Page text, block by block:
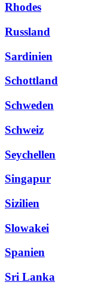
Rhodes
Russland
Sardinien
Schottland
Schweden
Schweiz
Seychellen
Singapur
Sizilien
Slowakei
Spanien
Sri Lanka